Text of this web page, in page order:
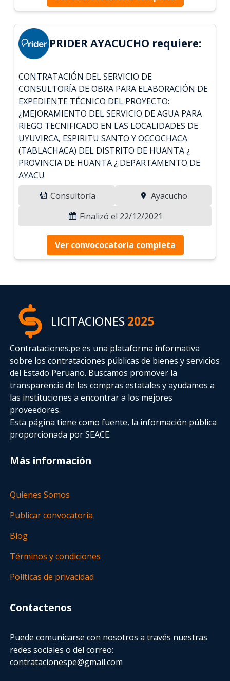
PRIDER AYACUCHO requiere:
CONTRATACIÓN DEL SERVICIO DE
CONSULTORÍA DE OBRA PARA ELABORACIÓN DE
EXPEDIENTE TÉCNICO DEL PROYECTO:
¿MEJORAMIENTO DEL SERVICIO DE AGUA PARA
RIEGO TECNIFICADO EN LAS LOCALIDADES DE
UYUVIRCA, ESPIRITU SANTO Y OCCOCHACA
(TABLACHACA) DEL DISTRITO DE HUANTA ¿
PROVINCIA DE HUANTA ¿ DEPARTAMENTO DE
AYACU
Consultoría
Ayacucho
Finalizó el 22/12/2021
Ver convococatoria completa
LICITACIONES2025
Contrataciones.pe es una plataforma informativa
sobre los contrataciones públicas de bienes y servicios
del Estado Peruano. Buscamos promover la
transparencia de las compras estatalesy ayudamos a
las instituciones a encontrar a los mejores
proveedores.
Esta página tiene como fuente, la información pública
proporcionada por SEACE.
Más información
Quienes Somos
Publicar convocatoria
Blog
Términos y condiciones
Políticas de privacidad
Contactenos
Puede comunicarse con nosotros a través nuestras
redes sociales o del correo:
contratacionespe@gmail.com